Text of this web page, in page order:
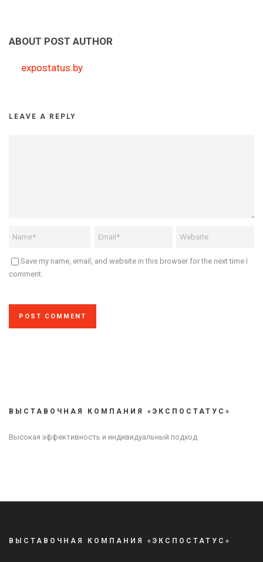
ABOUT POST AUTHOR
expostatus.by
LEAVE A REPLY
Save my name, email, and website in this browser for the next time I
comment.
ВЫСТАВОЧНАЯ КОМПАНИЯ «ЭКСПОСТАТУС»
Высокая эффективность и индивидуальный подход
ВЫСТАВОЧНАЯ КОМПАНИЯ «ЭКСПОСТАТУС»